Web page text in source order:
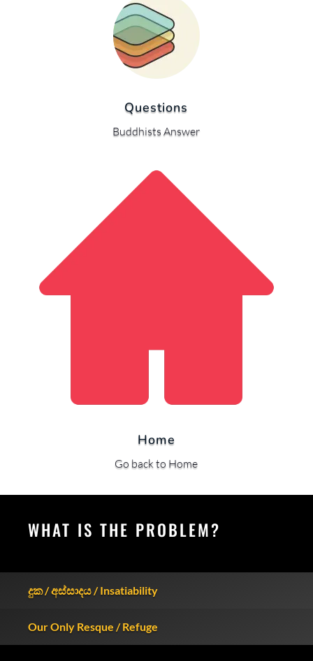
Questions
Buddhists Answer
Home
Go back to Home
WHAT IS THE PROBLEM?
දුක / අස්සාදය / Insatiability
Our Only Resque / Refuge